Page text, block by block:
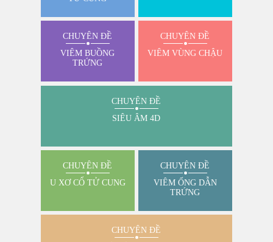
CHUYÊN ĐỀ
VIÊM BUỒNG
TRỨNG
CHUYÊN ĐỀ
VIÊM VÙNG CHẬU
CHUYÊN ĐỀ
SIÊU ÂM 4D
CHUYÊN ĐỀ
U XƠ CỔ TỬ CUNG
CHUYÊN ĐỀ
VIÊM ỐNG DẪN
TRỨNG
CHUYÊN ĐỀ